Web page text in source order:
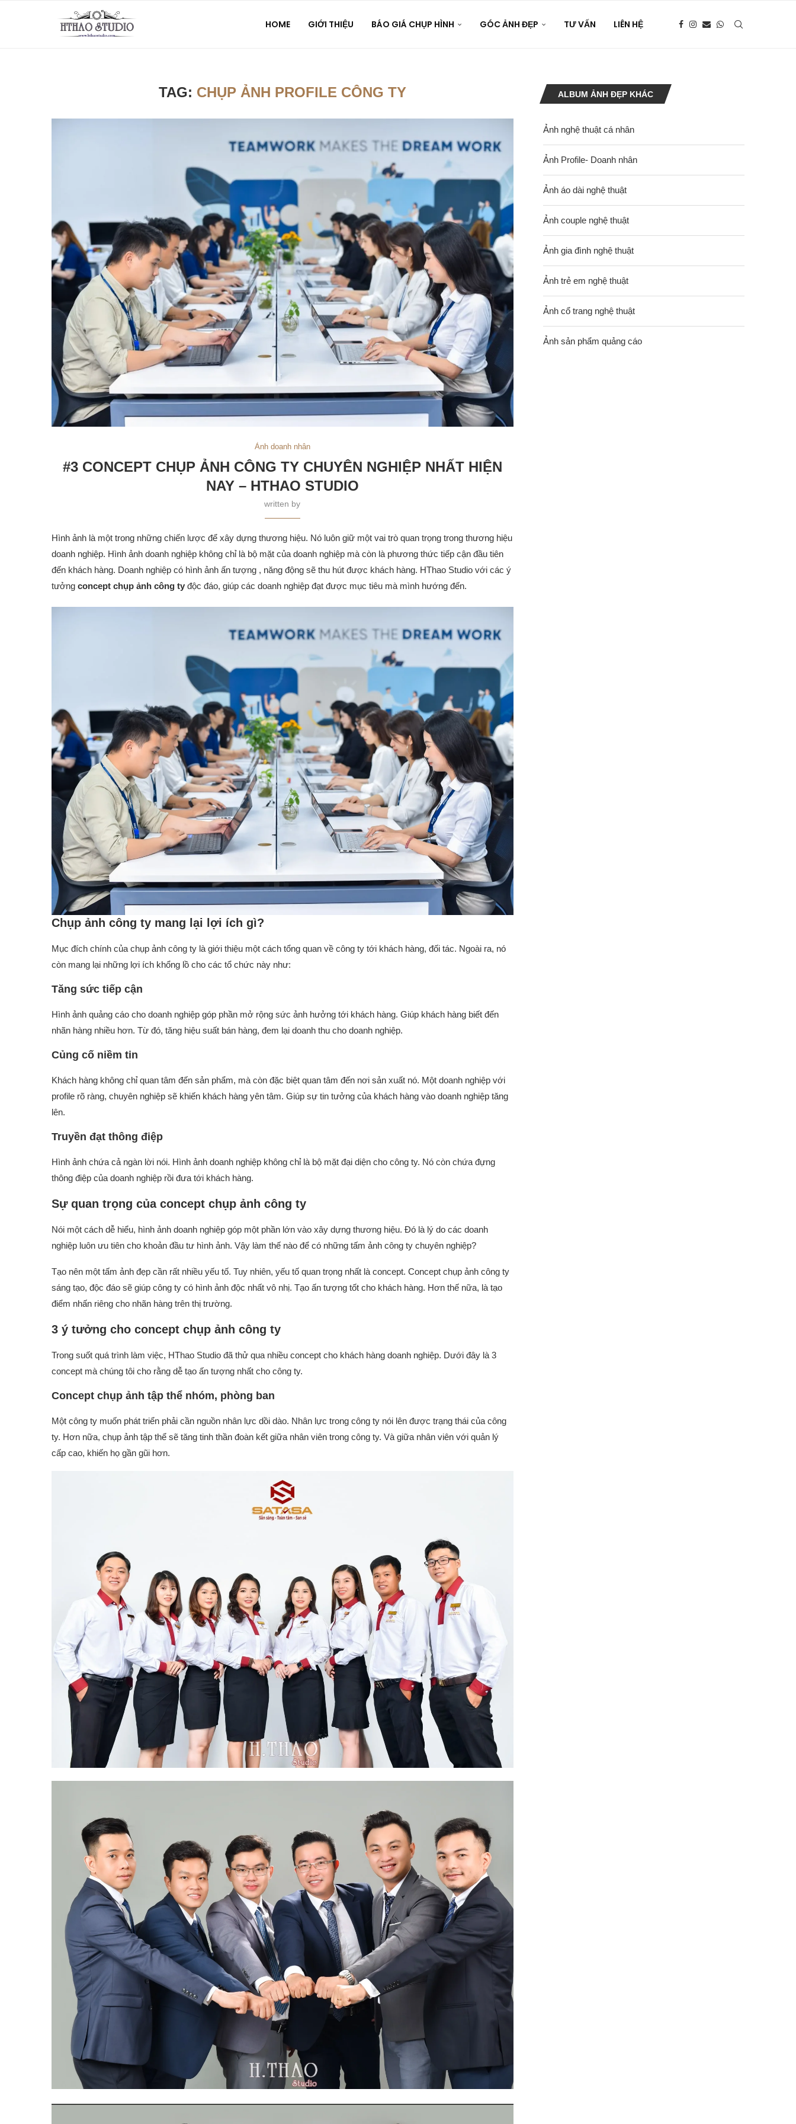
HOME GIỚI THIỆU BÁO GIÁ CHỤP HÌNH GÓC ẢNH ĐẸP TƯ VẤN LIÊN HỆ
TAG: CHỤP ẢNH PROFILE CÔNG TY
Ảnh doanh nhân
#3 CONCEPT CHỤP ẢNH CÔNG TY CHUYÊN NGHIỆP NHẤT HIỆN
NAY – HTHAO STUDIO
written by
Hình ảnh là một trong những chiến lược để xây dựng thương hiệu. Nó luôn giữ một vai trò quan trọng trong thương hiệu
doanh nghiệp. Hình ảnh doanh nghiệp không chỉ là bộ mặt của doanh nghiệp mà còn là phương thức tiếp cận đầu tiên
đến khách hàng. Doanh nghiệp có hình ảnh ấn tượng , năng động sẽ thu hút được khách hàng. HThao Studio với các ý
tưởng concept chụp ảnh công ty độc đáo, giúp các doanh nghiệp đạt được mục tiêu mà mình hướng đến.
Chụp ảnh công ty mang lại lợi ích gì?
Mục đích chính của chụp ảnh công ty là giới thiệu một cách tổng quan về công ty tới khách hàng, đối tác. Ngoài ra, nó
còn mang lại những lợi ích khổng lồ cho các tổ chức này như:
Tăng sức tiếp cận
Hình ảnh quảng cáo cho doanh nghiệp góp phần mở rộng sức ảnh hưởng tới khách hàng. Giúp khách hàng biết đến
nhãn hàng nhiều hơn. Từ đó, tăng hiệu suất bán hàng, đem lại doanh thu cho doanh nghiệp.
Củng cố niềm tin
Khách hàng không chỉ quan tâm đến sản phẩm, mà còn đặc biệt quan tâm đến nơi sản xuất nó. Một doanh nghiệp với
profile rõ ràng, chuyên nghiệp sẽ khiến khách hàng yên tâm. Giúp sự tin tưởng của khách hàng vào doanh nghiệp tăng
lên.
Truyền đạt thông điệp
Hình ảnh chứa cả ngàn lời nói. Hình ảnh doanh nghiệp không chỉ là bộ mặt đại diện cho công ty. Nó còn chứa đựng
thông điệp của doanh nghiệp rồi đưa tới khách hàng.
Sự quan trọng của concept chụp ảnh công ty
Nói một cách dễ hiểu, hình ảnh doanh nghiệp góp một phần lớn vào xây dựng thương hiệu. Đó là lý do các doanh
nghiệp luôn ưu tiên cho khoản đầu tư hình ảnh. Vậy làm thế nào để có những tấm ảnh công ty chuyên nghiệp?
Tạo nên một tấm ảnh đẹp cần rất nhiều yếu tố. Tuy nhiên, yếu tố quan trọng nhất là concept. Concept chụp ảnh công ty
sáng tạo, độc đáo sẽ giúp công ty có hình ảnh độc nhất vô nhị. Tạo ấn tượng tốt cho khách hàng. Hơn thế nữa, là tạo
điểm nhấn riêng cho nhãn hàng trên thị trường.
3 ý tưởng cho concept chụp ảnh công ty
Trong suốt quá trình làm việc, HThao Studio đã thử qua nhiều concept cho khách hàng doanh nghiệp. Dưới đây là 3
concept mà chúng tôi cho rằng dễ tạo ấn tượng nhất cho công ty.
Concept chụp ảnh tập thể nhóm, phòng ban
Một công ty muốn phát triển phải cần nguồn nhân lực dồi dào. Nhân lực trong công ty nói lên được trạng thái của công
ty. Hơn nữa, chụp ảnh tập thể sẽ tăng tinh thần đoàn kết giữa nhân viên trong công ty. Và giữa nhân viên với quản lý
cấp cao, khiến họ gần gũi hơn.
ALBUM ẢNH ĐẸP KHÁC
Ảnh nghệ thuật cá nhân
Ảnh Profile- Doanh nhân
Ảnh áo dài nghệ thuật
Ảnh couple nghệ thuật
Ảnh gia đình nghệ thuật
Ảnh trẻ em nghệ thuật
Ảnh cổ trang nghệ thuật
Ảnh sản phẩm quảng cáo